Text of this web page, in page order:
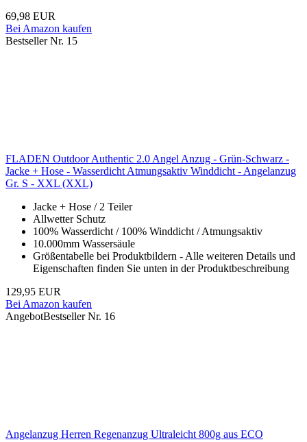
69,98 EUR
Bei Amazon kaufen
Bestseller Nr. 15
FLADEN Outdoor Authentic 2.0 Angel Anzug - Grün-Schwarz -
Jacke + Hose - Wasserdicht Atmungsaktiv Winddicht - Angelanzug
Gr. S - XXL (XXL)
Jacke + Hose / 2 Teiler
Allwetter Schutz
100% Wasserdicht / 100% Winddicht / Atmungsaktiv
10.000mm Wassersäule
Größentabelle bei Produktbildern - Alle weiteren Details und
Eigenschaften finden Sie unten in der Produktbeschreibung
129,95 EUR
Bei Amazon kaufen
AngebotBestseller Nr. 16
Angelanzug Herren Regenanzug Ultraleicht 800g aus ECO